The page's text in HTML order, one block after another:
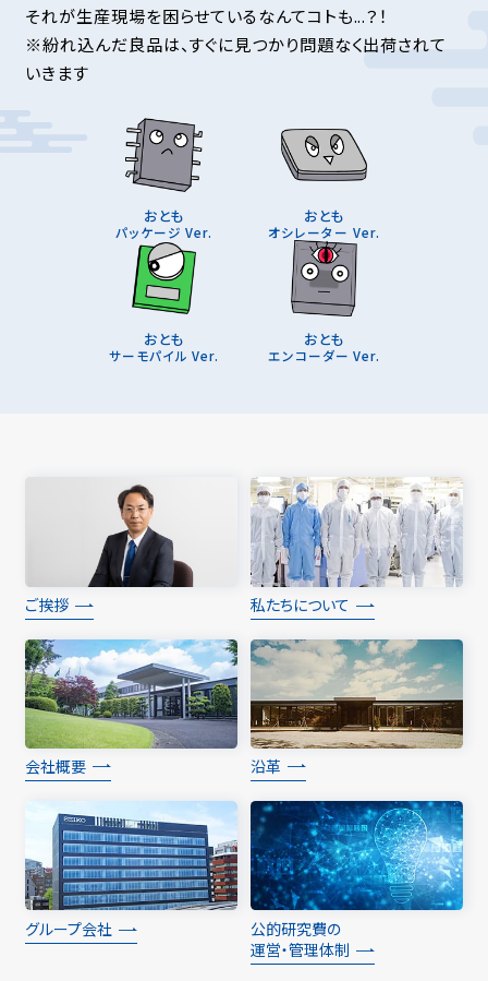
それが生産現場を困らせているなんてコトも...？！
※紛れ込んだ良品は、すぐに見つかり問題なく出荷されて
いきます
おとも
パッケージ Ver.
おとも
オシレーター Ver.
おとも
サーモパイル Ver.
おとも
エンコーダー Ver.
ご挨拶 私たちについて
会社概要 沿革
グループ会社
公的研究費の
運営・管理体制